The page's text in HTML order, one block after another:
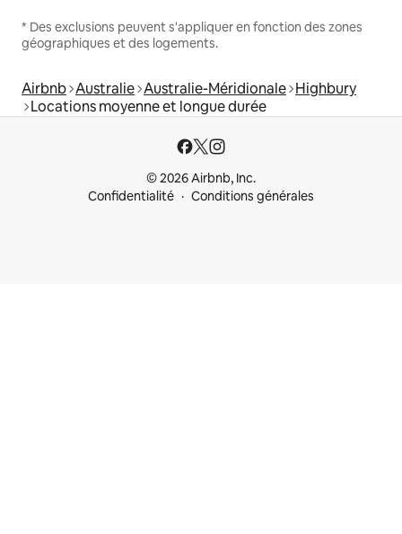
* Des exclusions peuvent s'appliquer en fonction des zones
géographiques et des logements.
Airbnb Australie Australie-Méridionale Highbury
Locations moyenne et longue durée
© 2026 Airbnb, Inc.
Confidentialité
Conditions générales